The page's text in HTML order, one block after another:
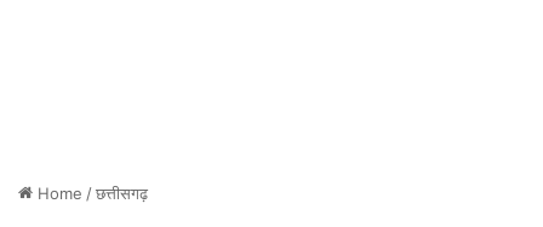
Home /छत्तीसगढ़